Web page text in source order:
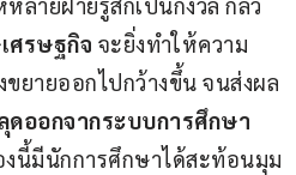
ลายฝ่ายรู้สึกเป็นกังวล กลัว
ศรษฐกิจ จะยิ่งทำให้ความ
ยายออกไปกว้างขึ้น จนส่งผล
ดออกจากระบบการศึกษา
งนี้มีนักการศึกษาได้สะท้อนมุม